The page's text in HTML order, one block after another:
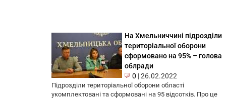
На Хмельниччині підрозділи
територіальної оборони
сформовано на 95% – голова
облради
0 |26.02.2022
Підрозділи територіальної оборони області
укомплектовані та сформовані на 95 відсотків. Про це